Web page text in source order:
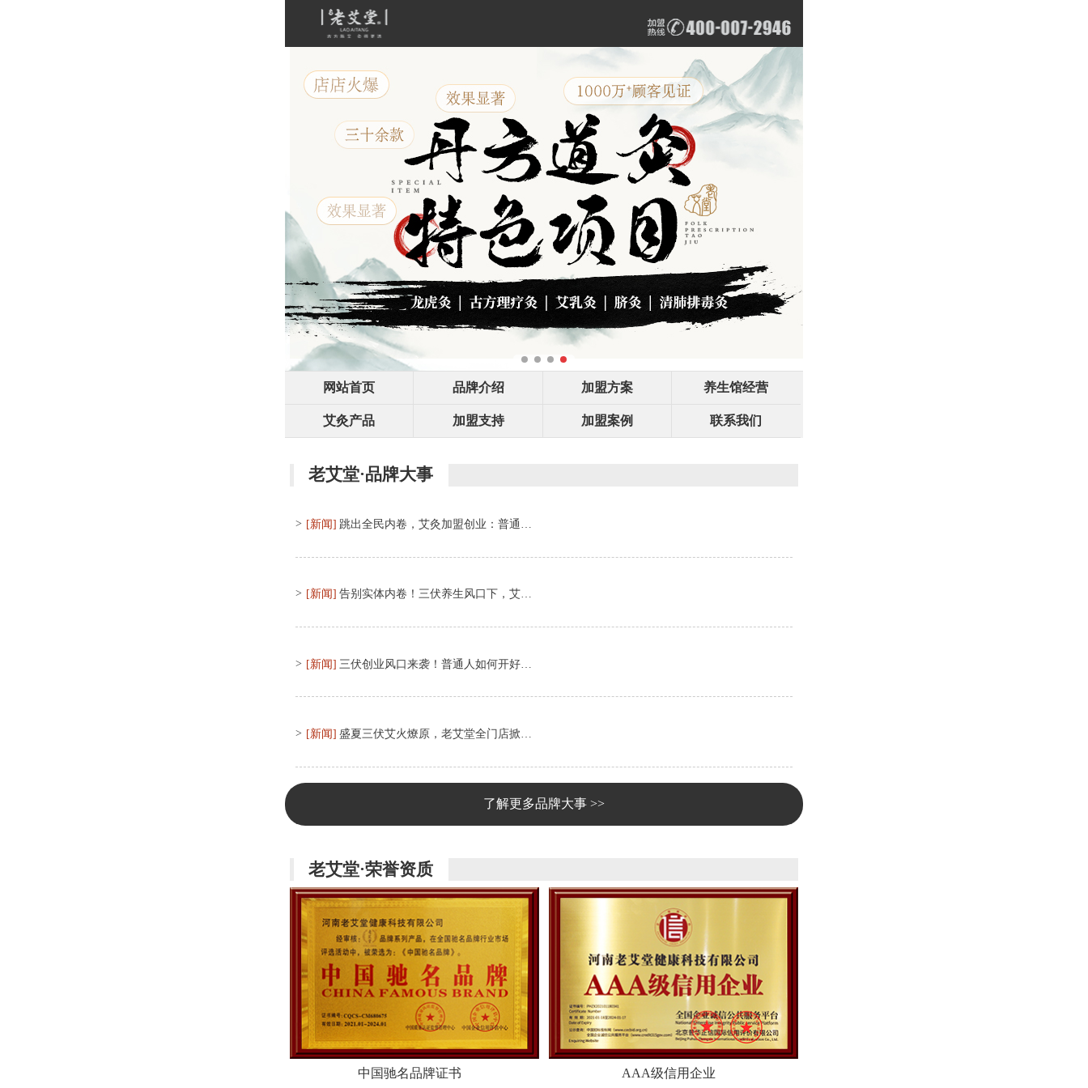
网站首页 品牌介绍 加盟方案 养生馆经营
艾灸产品 加盟支持 加盟案例 联系我们
老艾堂·品牌大事
> [新闻] 跳出全民内卷，艾灸加盟创业：普通…
> [新闻] 告别实体内卷！三伏养生风口下，艾…
> [新闻] 三伏创业风口来袭！普通人如何开好…
> [新闻] 盛夏三伏艾火燎原，老艾堂全门店掀…
了解更多品牌大事 >>
老艾堂·荣誉资质
中国驰名品牌证书 AAA级信用企业